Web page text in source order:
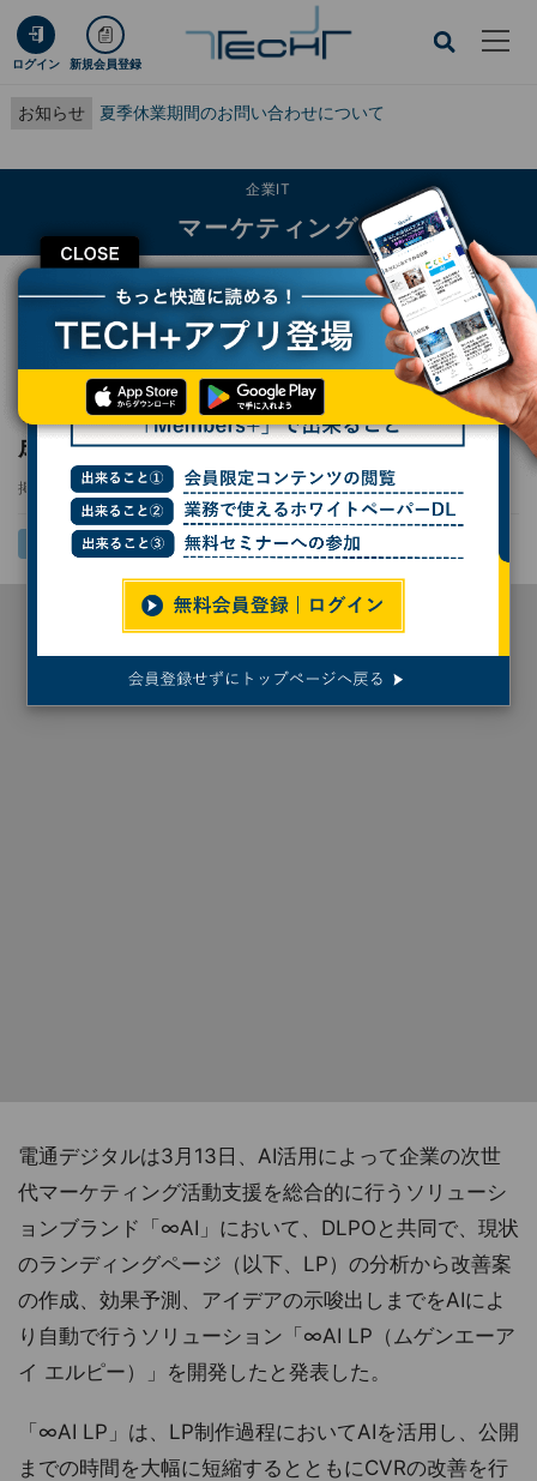
ログイン 新規会員登録
お知らせ 夏季休業期間のお問い合わせについて
CLOSE
企業IT
マーケティング
TECH+ 企業IT
マーケティング
電通デジタル、AIでLPの分析から改善案作成、デザインの示唆出しまで自動で行
電通デジタル、AIでLPの分析から改善案作
成、デザインの示唆出しまで自動で行う製品
掲載日 2025/03/13 16:18
電通デジタルは3月13日、AI活用によって企業の次世
代マーケティング活動支援を総合的に行うソリューシ
ョンブランド「∞AI」において、DLPOと共同で、現状
のランディングページ（以下、LP）の分析から改善案
の作成、効果予測、アイデアの示唆出しまでをAIによ
り自動で行うソリューション「∞AI LP（ムゲンエーア
イ エルピー）」を開発したと発表した。
「∞AI LP」は、LP制作過程においてAIを活用し、公開
までの時間を大幅に短縮するとともにCVRの改善を行